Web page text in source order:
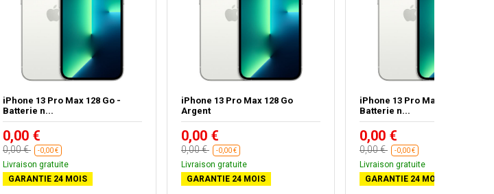
iPhone 13 Pro Max 128 Go -
Batterie n...
0,00 €
0,00 € -0,00 €
Livraison gratuite
GARANTIE 24 MOIS
iPhone 13 Pro Max 128 Go
Argent
0,00 €
0,00 € -0,00 €
Livraison gratuite
GARANTIE 24 MOIS
iPhone 13 Pro Max 256 Go -
Batterie n...
0,00 €
0,00 € -0,00 €
Livraison gratuite
GARANTIE 24 MOIS